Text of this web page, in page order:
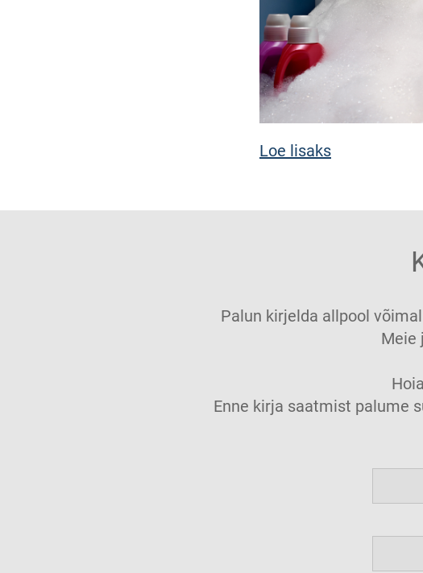
Loe lisaks
Palun kirjelda allpool
Meie
Enne kirja saatmist palume